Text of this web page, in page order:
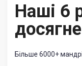
Наші 6
Більше 6000+